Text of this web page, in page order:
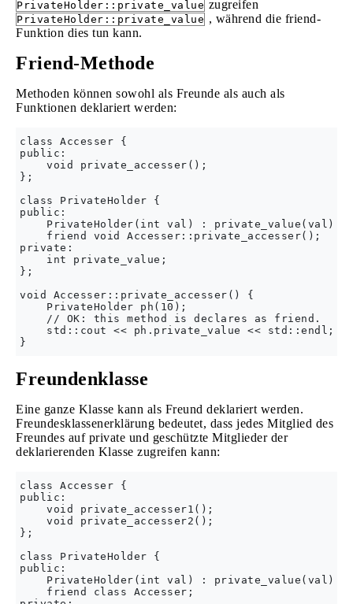
PrivateHolder::private_value zugreifen
PrivateHolder::private_value , während die friend-
Funktion dies tun kann.
Friend-Methode
Methoden können sowohl als Freunde als auch als
Funktionen deklariert werden:
class Accesser {
public:
    void private_accesser();
};
class PrivateHolder {
public:
PrivateHolder(int val) : private_value(val)
    friend void Accesser::private_accesser();
private:
    int private_value;
};
void Accesser::private_accesser() {
    PrivateHolder ph(10);
    // OK: this method is declares as friend.
    std::cout << ph.private_value << std::endl;
Freundenklasse
Eine ganze Klasse kann als Freund deklariert werden.
Freundesklassenerklärung bedeutet, dass jedes Mitglied des
Freundes auf private und geschützte Mitglieder der
deklarierenden Klasse zugreifen kann:
class Accesser {
public:
    void private_accesser1();
    void private_accesser2();
};
class PrivateHolder {
public:
PrivateHolder(int val) : private_value(val)
    friend class Accesser;